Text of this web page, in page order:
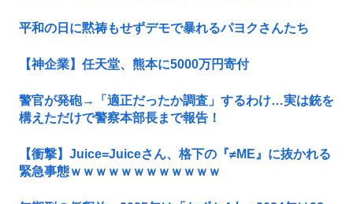
平和の日に黙祷もせずデモで暴れるパヨクさんたち
【神企業】任天堂、熊本に5000万円寄付
警官が発砲→「適正だったか調査」するわけ…実は銃を
構えただけで警察本部長まで報告！
【衝撃】Juice=Juiceさん、格下の『≠ME』に抜かれる
緊急事態ｗｗｗｗｗｗｗｗｗｗｗｗ